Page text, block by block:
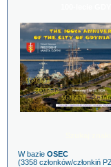
W bazie OSEC
(3358 członków/członkiń